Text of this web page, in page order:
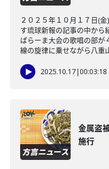
２０２５年１０月１７日(
す琉球新報の記事の中から
ばらーま大会の歌唱の部が
線の旋律に乗せながら八重
2025.10.17|00:03:18
金属盗
施行